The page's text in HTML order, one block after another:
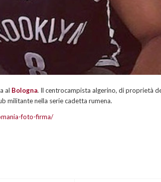
al Bologna. Il centrocampista algerino, di proprietà
militante nella serie cadetta rumena.
foto-firma/